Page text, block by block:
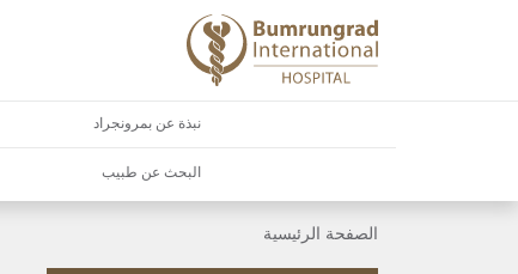
نبذة عن بمرونجراد
البحث عن طبيب
الصفحة الرئيسية